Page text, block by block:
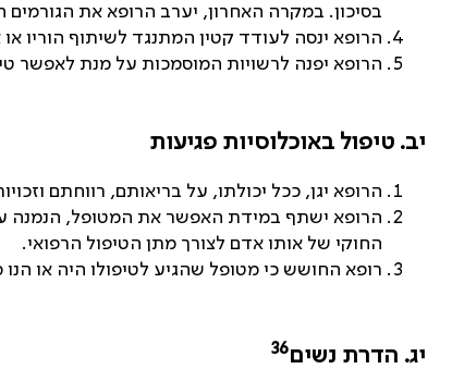
בסיכון. במקרה האחרון, יערב הרופא את הגורמים
הרופא ינסה לעודד קטין המתנגד לשיתוף הוריו
הרופא יפנה לרשויות המוסמכות על מנת לאפשר
יב.טיפול באוכלוסיות פגיעות
הרופא יגן, ככל יכולתו, על בריאותם, רווחתם
הרופא ישתף במידת האפשר את המטופל, הנמנה
החוקי של אותו אדם לצורך מתן הטיפול הרפואי.
רופא החושש כי מטופל שהגיע לטיפולו היה או
יג. הדרת נשים36